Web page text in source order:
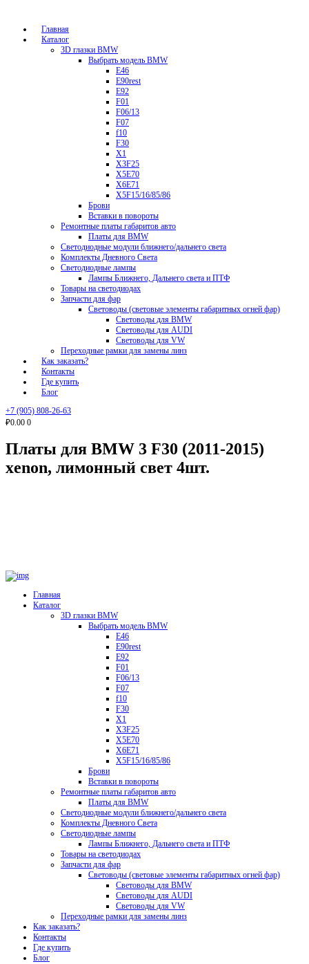
Главная
Каталог
3D глазки BMW
Выбрать модель BMW
E46
E90rest
E92
F01
F06/13
F07
f10
F30
X1
X3F25
X5E70
X6E71
X5F15/16/85/86
Брови
Вставки в повороты
Ремонтные платы габаритов авто
Платы для BMW
Светодиодные модули ближнего/дальнего света
Комплекты Дневного Света
Светодиодные лампы
Лампы Ближнего, Дальнего света и ПТФ
Товары на светодиодах
Запчасти для фар
Световоды (световые элементы габаритных огней фар)
Световоды для BMW
Световоды для AUDI
Световоды для VW
Переходные рамки для замены линз
Как заказать?
Контакты
Где купить
Блог
+7 (905) 808-26-63
₽0.00 0
Платы для BMW 3 F30 (2011-2015)
xenon, лимонный свет 4шт.
Главная
Каталог
3D глазки BMW
Выбрать модель BMW
E46
E90rest
E92
F01
F06/13
F07
f10
F30
X1
X3F25
X5E70
X6E71
X5F15/16/85/86
Брови
Вставки в повороты
Ремонтные платы габаритов авто
Платы для BMW
Светодиодные модули ближнего/дальнего света
Комплекты Дневного Света
Светодиодные лампы
Лампы Ближнего, Дальнего света и ПТФ
Товары на светодиодах
Запчасти для фар
Световоды (световые элементы габаритных огней фар)
Световоды для BMW
Световоды для AUDI
Световоды для VW
Переходные рамки для замены линз
Как заказать?
Контакты
Где купить
Блог